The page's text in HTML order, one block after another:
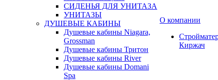
СИДЕНЬЯ ДЛЯ УНИТАЗА
УНИТАЗЫ
ДУШЕВЫЕ КАБИНЫ
Душевые кабины Niagara,
Grossman
Душевые кабины Тритон
Душевые кабины River
Душевые кабины Domani
Spa
О компании
Киржач